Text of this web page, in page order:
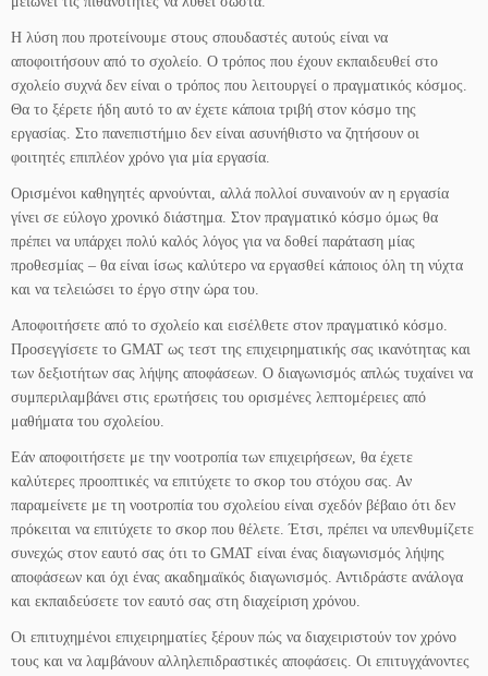
Η λύση που προτείνουμε στους σπουδαστές αυτούς είναι να
αποφοιτήσουν από το σχολείο. Ο τρόπος που έχουν εκπαιδευθεί στο
σχολείο συχνά δεν είναι ο τρόπος που λειτουργεί ο πραγματικός κόσμος.
Θα το ξέρετε ήδη αυτό το αν έχετε κάποια τριβή στον κόσμο της
εργασίας. Στο πανεπιστήμιο δεν είναι ασυνήθιστο να ζητήσουν οι
φοιτητές επιπλέον χρόνο για μία εργασία.
Ορισμένοι καθηγητές αρνούνται, αλλά πολλοί συναινούν αν η εργασία
γίνει σε εύλογο χρονικό διάστημα. Στον πραγματικό κόσμο όμως θα
πρέπει να υπάρχει πολύ καλός λόγος για να δοθεί παράταση μίας
προθεσμίας – θα είναι ίσως καλύτερο να εργασθεί κάποιος όλη τη νύχτα
και να τελειώσει το έργο στην ώρα του.
Αποφοιτήσετε από το σχολείο και εισέλθετε στον πραγματικό κόσμο.
Προσεγγίσετε το GMAT ως τεστ της επιχειρηματικής σας ικανότητας και
των δεξιοτήτων σας λήψης αποφάσεων. Ο διαγωνισμός απλώς τυχαίνει να
συμπεριλαμβάνει στις ερωτήσεις του ορισμένες λεπτομέρειες από
μαθήματα του σχολείου.
Εάν αποφοιτήσετε με την νοοτροπία των επιχειρήσεων, θα έχετε
καλύτερες προοπτικές να επιτύχετε το σκορ του στόχου σας. Αν
παραμείνετε με τη νοοτροπία του σχολείου είναι σχεδόν βέβαιο ότι δεν
πρόκειται να επιτύχετε το σκορ που θέλετε. Έτσι, πρέπει να υπενθυμίζετε
συνεχώς στον εαυτό σας ότι το GMAT είναι ένας διαγωνισμός λήψης
αποφάσεων και όχι ένας ακαδημαϊκός διαγωνισμός. Αντιδράστε ανάλογα
και εκπαιδεύσετε τον εαυτό σας στη διαχείριση χρόνου.
Οι επιτυχημένοι επιχειρηματίες ξέρουν πώς να διαχειριστούν τον χρόνο
τους και να λαμβάνουν αλληλεπιδραστικές αποφάσεις. Οι επιτυγχάνοντες